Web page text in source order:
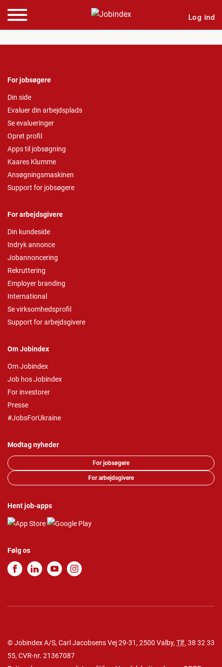
Log ind
For jobsøgere
Din side
Evaluer din arbejdsplads
Se evalueringer
Opret profil
Apps til jobsøgning
Kaares Klumme
Ansøgningsmaskinen
Support for jobsøgere
For arbejdsgivere
Din kundeside
Indryk annonce
Jobannoncering
Rekruttering
Employer branding
International
Se virksomhedsprofil
Support for arbejdsgivere
Om Jobindex
Om Jobindex
Job hos Jobindex
For investorer
Presse
#JobsForUkraine
Modtag nyheder
For jobsøgere
For arbejdsgivere
Hent job-apps
Følg os
© Jobindex A/S, Carl Jacobsens Vej 29-31, 2500 Valby, Tlf. 38 32 33
55, CVR-nr. 21367087